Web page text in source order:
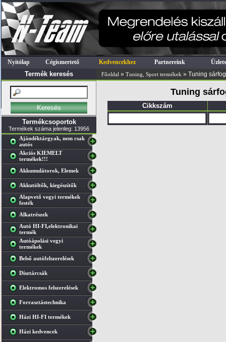
Nyitólap Cégismertető Kedvencekhez Partnereink
Termék keresés Főoldal » Tuning, Sport termékek » Tuning
Termékcsoportok
Termékek száma jelenleg: 13956
Ajándéktárgyak, nem csak
autós
Akciós KIEMELT
termékek!!!
Akkumulátorok, Elemek
Akkutöltők, kiegészítők
Alapvető vegyi termékek
festék
Alkatrészek
Autó HI-FI,elektronikai
termék
Autóápolási vegyi
termékek
Belső autófelszerelések
Dísztárcsák
Elektromos felszerelések
Forrasztástechnika
Házi HI-FI termékek
Házi kedvencek
Tuning
Cikkszám